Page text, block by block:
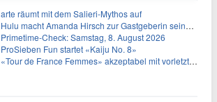
arte räumt mit dem Salieri-Mythos auf
Hulu macht Amanda Hirsch zur Gastgeberin seines Reality-Podcasts
Primetime-Check: Samstag, 8. August 2026
ProSieben Fun startet «Kaiju No. 8»
«Tour de France Femmes» akzeptabel mit vorletzter Etappe